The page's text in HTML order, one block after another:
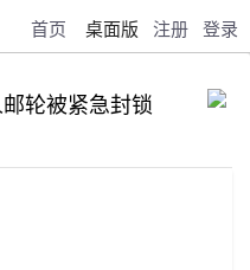
首页 桌面版 注册 登录
轮被紧急封锁